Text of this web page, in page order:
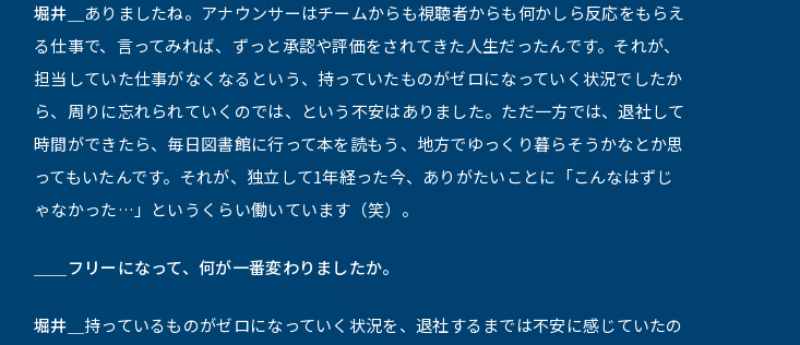
堀井＿ ありましたね。アナウンサーはチームからも視聴者からも何かしら反応をもらえ
る仕事で、言ってみれば、ずっと承認や評価をされてきた人生だったんです。それが、
担当していた仕事がなくなるという、持っていたものがゼロになっていく状況でしたか
ら、周りに忘れられていくのでは、という不安はありました。ただ一方では、退社して
時間ができたら、毎日図書館に行って本を読もう、地方でゆっくり暮らそうかなとか思
ってもいたんです。それが、独立して1年経った今、ありがたいことに「こんなはずじ
ゃなかった…」というくらい働いています（笑）。
＿＿フリーになって、何が一番変わりましたか。
堀井＿ 持っているものがゼロになっていく状況を、退社するまでは不安に感じていたの